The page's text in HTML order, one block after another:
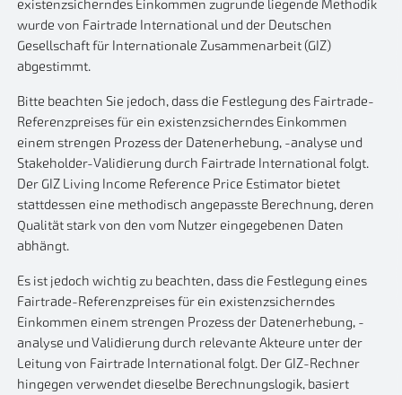
existenzsicherndes Einkommen zugrunde liegende Methodik
wurde von Fairtrade International und der Deutschen
Gesellschaft für Internationale Zusammenarbeit (GIZ)
abgestimmt.
Bitte beachten Sie jedoch, dass die Festlegung des Fairtrade-
Referenzpreises für ein existenzsicherndes Einkommen
einem strengen Prozess der Datenerhebung, -analyse und
Stakeholder-Validierung durch Fairtrade International folgt.
Der GIZ Living Income Reference Price Estimator bietet
stattdessen eine methodisch angepasste Berechnung, deren
Qualität stark von den vom Nutzer eingegebenen Daten
abhängt.
Es ist jedoch wichtig zu beachten, dass die Festlegung eines
Fairtrade-Referenzpreises für ein existenzsicherndes
Einkommen einem strengen Prozess der Datenerhebung, -
analyse und Validierung durch relevante Akteure unter der
Leitung von Fairtrade International folgt. Der GIZ-Rechner
hingegen verwendet dieselbe Berechnungslogik, basiert